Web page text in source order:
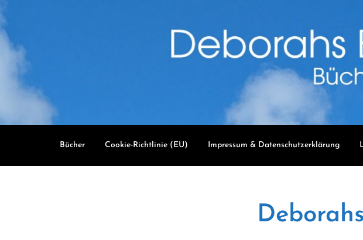
content
Bücher Cookie-Richtlinie (EU) Impressum & Datenschutzerklärung